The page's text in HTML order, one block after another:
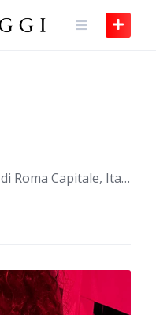
Roma, città metropolitana di Roma Capitale, Italia